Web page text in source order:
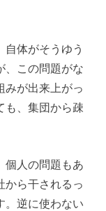
体がそうゆう
、この問題がな
みが出来上がっ
も、集団から疎
個人の問題もあ
から干されるっ
。逆に使わない